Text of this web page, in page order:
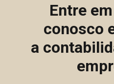
Entre
conosco
a